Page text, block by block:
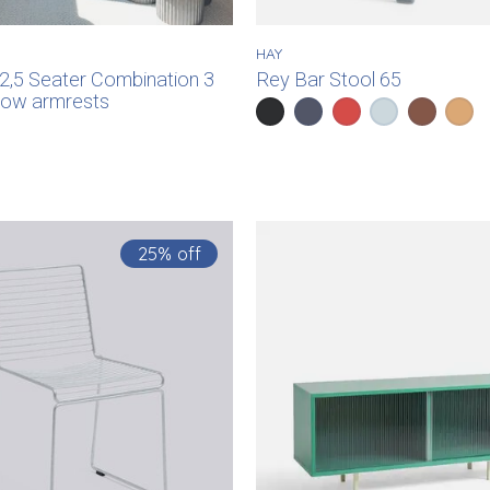
Frame
Seater Combination 3
armrests
HAY
Rey Bar Stool 65
Color: — Deep Black
Deep Black
Deep Blue
Scarlet Red
Slate Blue
Umber
25% off